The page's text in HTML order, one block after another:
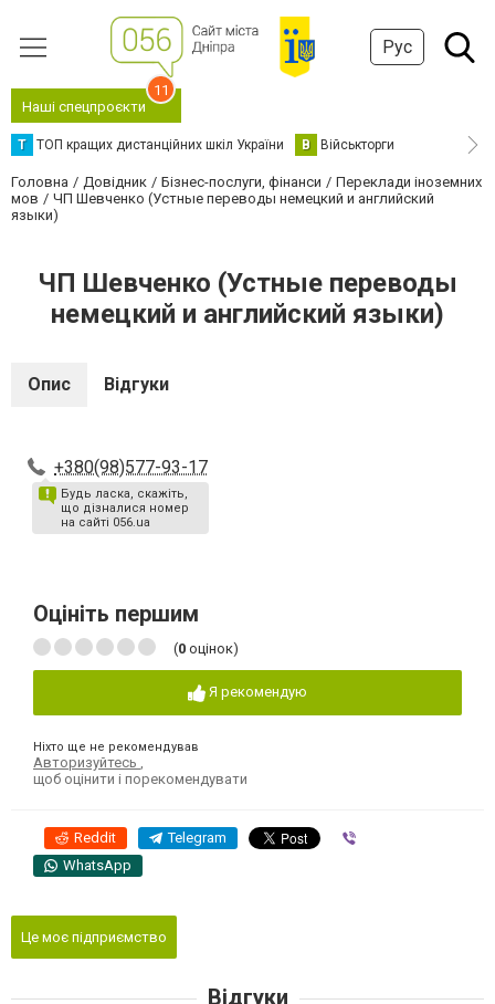
Рус
Наші спецпроєкти
11
Т ТОП кращих дистанційних шкіл України В Військторги
Головна Довідник Бізнес-послуги, фінанси
Переклади іноземних
мов
ЧП Шевченко (Устные переводы немецкий и английский
языки)
ЧП Шевченко (Устные переводы
немецкий и английский языки)
Опис Відгуки
+380(98)577-93-17
Будь ласка, скажіть,
що дізналися номер
на сайті 056.ua
Оцініть першим
(0 оцінок)
Я рекомендую
Ніхто ще не рекомендував
Авторизуйтесь
щоб оцінити і порекомендувати
Reddit Telegram
WhatsApp
Це моє підприємство
Відгуки